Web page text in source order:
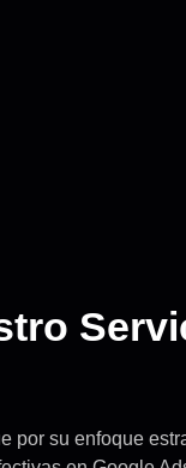
por su enfoque